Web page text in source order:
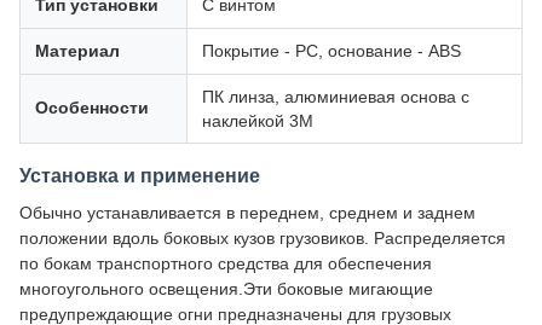
Тип установки С винтом
Материал Покрытие - PC, основание - ABS
Особенности
ПК линза, алюминиевая основа с
наклейкой 3M
Установка и применение
Обычно устанавливается в переднем, среднем и заднем
положении вдоль боковых кузов грузовиков. Распределяется
по бокам транспортного средства для обеспечения
многоугольного освещения.Эти боковые мигающие
предупреждающие огни предназначены для грузовых